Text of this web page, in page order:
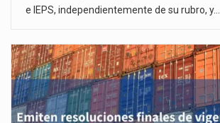
e IEPS, independientemente de su rubro, y…